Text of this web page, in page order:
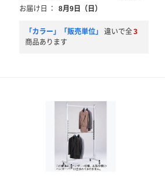
お届け日
： 8月9日（日）
「カラー」「販売単位」 違いで全3
商品あります